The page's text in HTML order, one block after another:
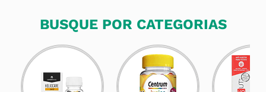
BUSQUE POR CATEGORIAS